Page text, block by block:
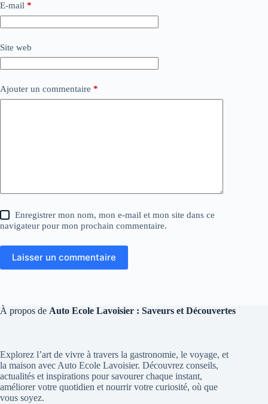
E-mail *
Site web
Ajouter un commentaire *
Enregistrer mon nom, mon e-mail et mon site dans ce
navigateur pour mon prochain commentaire.
Laisser un commentaire
À propos de Auto Ecole Lavoisier : Saveurs et Découvertes
Explorez l’art de vivre à travers la gastronomie, le voyage, et
la maison avec Auto Ecole Lavoisier. Découvrez conseils,
actualités et inspirations pour savourer chaque instant,
améliorer votre quotidien et nourrir votre curiosité, où que
vous soyez.